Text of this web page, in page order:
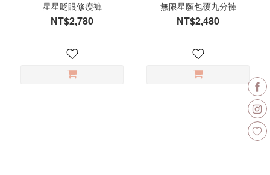
星星眨眼修瘦褲
NT$2,780
無限星願包覆九分褲
NT$2,480